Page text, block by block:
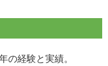
の経験と実績。